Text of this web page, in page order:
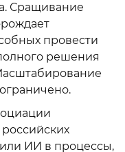
Сращивание
провести
решения
ИИ в процессы,